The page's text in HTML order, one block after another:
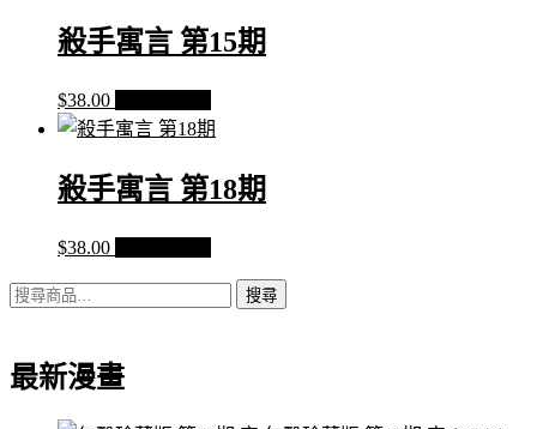
殺手寓言 第15期
$38.00
殺手寓言 第18期
$38.00
搜
鍵
搜尋
最新漫畫